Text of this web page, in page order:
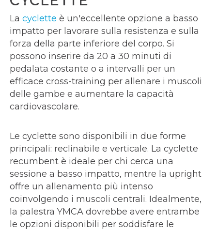
La cyclette è un'eccellente opzione a basso
impatto per lavorare sulla resistenza e sulla
forza della parte inferiore del corpo. Si
possono inserire da 20 a 30 minuti di
pedalata costante o a intervalli per un
efficace cross-training per allenare i muscoli
delle gambe e aumentare la capacità
cardiovascolare.
Le cyclette sono disponibili in due forme
principali: reclinabile e verticale. La cyclette
recumbent è ideale per chi cerca una
sessione a basso impatto, mentre la upright
offre un allenamento più intenso
coinvolgendo i muscoli centrali. Idealmente,
la palestra YMCA dovrebbe avere entrambe
le opzioni disponibili per soddisfare le